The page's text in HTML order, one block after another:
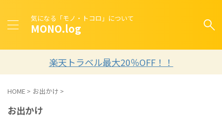
気になる「モノ・トコロ」について
MONO.log
楽天トラベル最大20％OFF！！
HOME > お出かけ >
お出かけ